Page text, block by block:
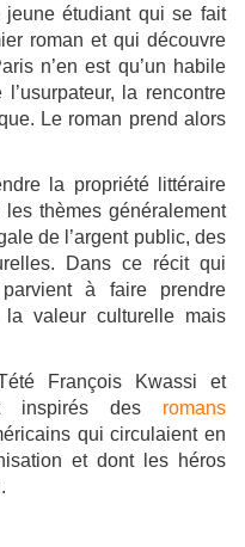
jeune étudiant qui se fait
roman et qui découvre
n’en est qu’un habile
la rencontre
Le roman prend alors
la propriété littéraire
thèmes généralement
de l’argent public, des
Dans ce récit qui
à faire prendre
valeur culturelle mais
François Kwassi et
inspirés des romans
qui circulaient en
et dont les héros